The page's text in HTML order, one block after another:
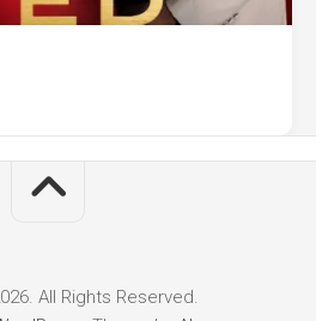
All Rights Reserved.